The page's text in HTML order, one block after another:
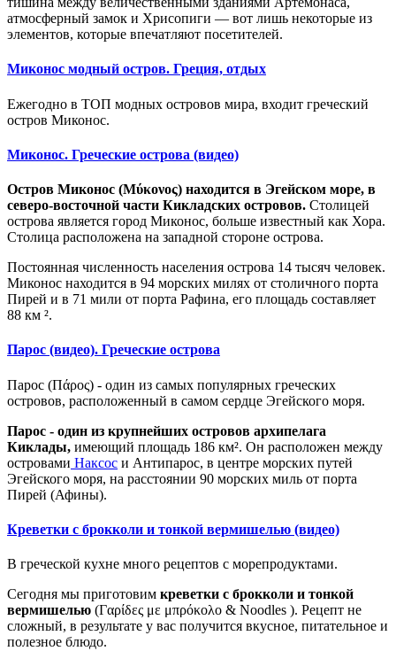
атмосферный замок и Хрисопиги — вот лишь некоторые из
элементов, которые впечатляют посетителей.
Миконос модный остров. Греция, отдых
Ежегодно в TOП модных островов мира, входит греческий
остров Миконос.
Миконос. Греческие острова (видео)
Остров Миконос (Μύκονος) находится в Эгейском море, в
северо-восточной части Кикладских островов. Столицей
острова является город Миконос, больше известный как Хора.
Столица расположена на западной стороне острова.
Постоянная численность населения острова 14 тысяч человек.
Миконос находится в 94 морских милях от столичного порта
Пирей и в 71 мили от порта Рафина, его площадь составляет
88 км ².
Парос (видео). Греческие острова
Парос (Πάρος) - один из самых популярных греческих
островов, расположенный в самом сердце Эгейского моря.
Парос - один из крупнейших островов архипелага
Киклады, имеющий площадь 186 км². Он расположен между
островами Наксос и Антипарос, в центре морских путей
Эгейского моря, на расстоянии 90 морских миль от порта
Пирей (Афины).
Креветки с брокколи и тонкой вермишелью (видео)
В греческой кухне много рецептов с морепродуктами.
Сегодня мы приготовим креветки с брокколи и тонкой
вермишелью (Γαρίδες με μπρόκολο & Noodles ). Рецепт не
сложный, в результате у вас получится вкусное, питательное и
полезное блюдо.